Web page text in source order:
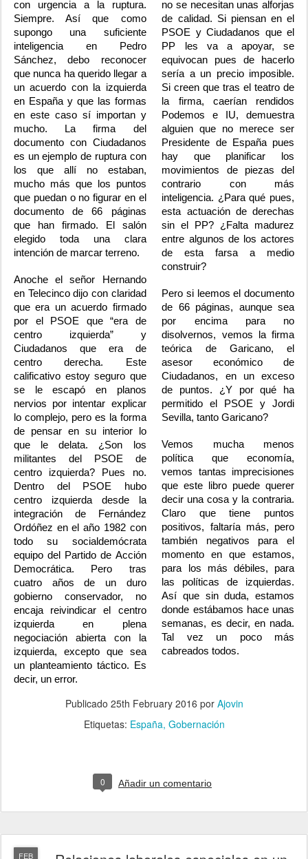
con urgencia a la ruptura.
Siempre. Así que como
supongo una suficiente
inteligencia en Pedro
Sánchez, debo reconocer
que nunca ha querido llegar a
un acuerdo con la izquierda
en España y que las formas
en este caso sí importan y
mucho. La firma del
documento con Ciudadanos
es un ejemplo de ruptura con
los que allí no estaban,
mucho más que los puntos
que puedan o no figurar en el
documento de 66 páginas
que han firmado. El salón
elegido toda una clara
intención de marcar terreno.
Anoche el señor Hernando
en Telecinco dijo con claridad
que era un acuerdo firmado
por el PSOE que “era de
centro izquierda” y
Ciudadanos que era de
centro derecha. Este
calificativo estoy seguro que
se le escapó en planos
nervios por intentar explicar
lo complejo, pero es la forma
de pensar en su interior lo
que le delata. ¿Son los
militantes del PSOE de
centro izquierda? Pues no.
Dentro del PSOE hubo
centro izquierda desde la
integración de Fernández
Ordóñez en el año 1982 con
todo su socialdemócrata
equipo del Partido de Acción
Democrática. Pero tras
cuatro años de un duro
gobierno conservador, no
encaja reivindicar el centro
izquierda en plena
negociación abierta con la
izquierda, excepto que sea
un planteamiento táctico. Es
decir, un error.
no se necesitan unas alforjas
de calidad. Si piensan en el
PSOE y Ciudadanos que el
PP les va a apoyar, se
equivocan pues de hacerlo
sería a un precio imposible.
Si creen que tras el teatro de
la firma, caerían rendidos
Podemos e IU, demuestra
alguien que no merece ser
Presidente de España pues
hay que planificar los
movimientos de piezas del
contrario con más
inteligencia. ¿Para qué pues,
esta actuación de derechas
sin el PP? ¿Falta madurez
entre algunos de los actores
de esta farsa a medio
construir?
Pero si leemos el documento
de 66 páginas, aunque sea
por encima para no
disolvernos, vemos la firma
teórica de Garicano, el
asesor económico de
Ciudadanos, en un exceso
de puntos. ¿Y por qué ha
permitido el PSOE y Jordi
Sevilla, tanto Garicano?
Vemos mucha menos
política que economía,
vemos tantas imprecisiones
que este libro puede querer
decir una cosa y la contraria.
Claro que tiene puntos
positivos, faltaría más, pero
también negativos para el
momento en que estamos,
para los más débiles, para
las políticas de izquierdas.
Así que sin duda, estamos
donde estábamos hace unas
semanas, es decir, en nada.
Tal vez un poco más
cabreados todos.
Publicado 25th February 2016 por Ajovin
Etiquetas: España Gobernación
0 Añadir un comentario
FEB